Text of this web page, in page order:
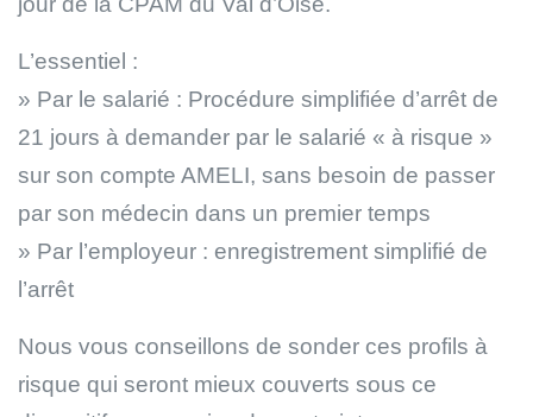
L’essentiel :
» Par le salarié : Procédure simplifiée d’arrêt de
21 jours à demander par le salarié « à risque »
sur son compte AMELI, sans besoin de passer
par son médecin dans un premier temps
» Par l’employeur : enregistrement simplifié de
l’arrêt
Nous vous conseillons de sonder ces profils à
risque qui seront mieux couverts sous ce